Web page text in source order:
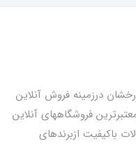
با 10سال سابقه درخشان درزمینه فروش آنلاین
فروشگاههای آنلاین
باکیفیت ازبرندهای